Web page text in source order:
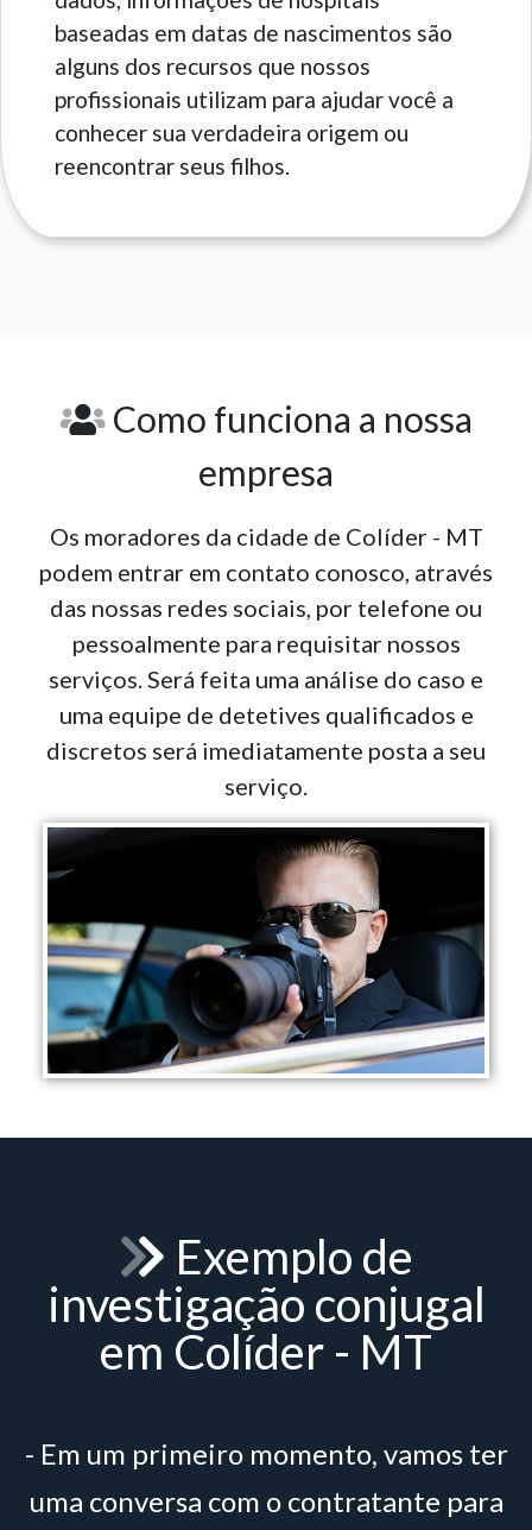
baseadas em datas de nascimentos são
alguns dos recursos que nossos
profissionais utilizam para ajudar você a
conhecer sua verdadeira origem ou
reencontrar seus filhos.
Como funciona a nossa
empresa
Os moradores da cidade de Colíder - MT
podem entrar em contato conosco, através
das nossas redes sociais, por telefone ou
pessoalmente para requisitar nossos
serviços. Será feita uma análise do caso e
uma equipe de detetives qualificados e
discretos será imediatamente posta a seu
serviço.
Exemplo de
investigação conjugal
em Colíder - MT
- Em um primeiro momento, vamos ter
uma conversa com o contratante para